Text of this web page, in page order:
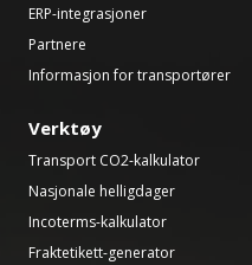
ERP-integrasjoner
Partnere
Informasjon for transportører
Verktøy
Transport CO2-kalkulator
Nasjonale helligdager
Incoterms-kalkulator
Fraktetikett-generator